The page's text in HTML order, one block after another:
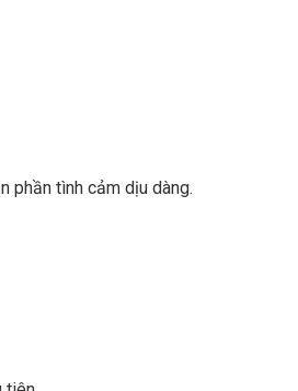
phần tình cảm dịu dàng.